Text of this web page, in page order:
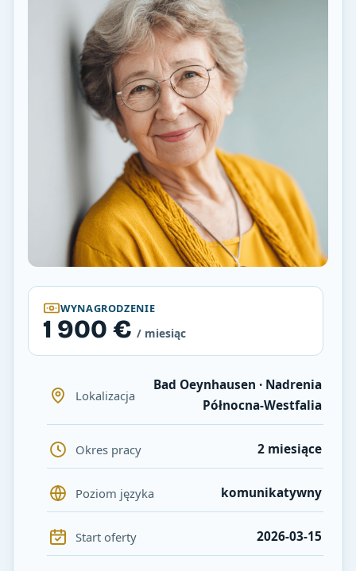
WYNAGRODZENIE
1 900 € / miesiąc
Lokalizacja
Bad Oeynhausen · Nadrenia
Północna-Westfalia
Okres pracy 2 miesiące
Poziom języka komunikatywny
Start oferty 2026-03-15